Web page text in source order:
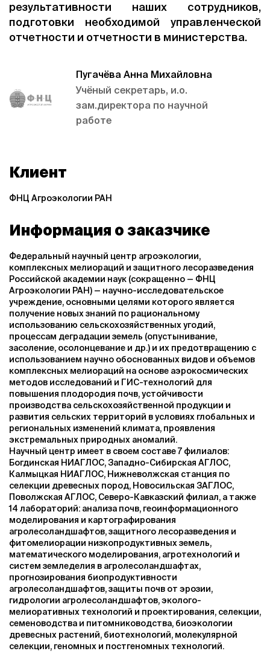
результативности наших сотрудников,
подготовки необходимой управленческой
отчетности и отчетности в министерства.
Пугачёва Анна Михайловна
Учёный секретарь, и.о.
зам.директора по научной
работе
Клиент
ФНЦ Агроэкологии РАН
Информация о заказчике
Федеральный научный центр агроэкологии,
комплексных мелиораций и защитного лесоразведения
Российской академии наук (сокращенно — ФНЦ
Агроэкологии РАН) — научно-исследовательское
учреждение, основными целями которого является
получение новых знаний по рациональному
использованию сельскохозяйственных угодий,
процессам деградации земель (опустынивание,
засоление, осолонцевание и др.) и их предотвращению с
использованием научно обоснованных видов и объемов
комплексных мелиораций на основе аэрокосмических
методов исследований и ГИС-технологий для
повышения плодородия почв, устойчивости
производства сельскохозяйственной продукции и
развития сельских территорий в условиях глобальных и
региональных изменений климата, проявления
экстремальных природных аномалий.
Научный центр имеет в своем составе 7 филиалов:
Богдинская НИАГЛОС, Западно-Сибирская АГЛОС,
Калмыцкая НИАГЛОС, Нижневолжская станция по
селекции древесных пород, Новосильская ЗАГЛОС,
Поволжская АГЛОС, Северо-Кавказский филиал, а также
14 лабораторий: анализа почв, геоинформационного
моделирования и картографирования
агролесоландшафтов, защитного лесоразведения и
фитомелиорации низкопродуктивных земель,
математического моделирования, агротехнологий и
систем земледелия в агролесоландшафтах,
прогнозирования биопродуктивности
агролесоландшафтов, защиты почв от эрозии,
гидрологии агролесоландшафтов, эколого-
мелиоративных технологий и проектирования, селекции,
семеноводства и питомниководства, биоэкологии
древесных растений, биотехнологий, молекулярной
селекции, геномных и постгеномных технологий.